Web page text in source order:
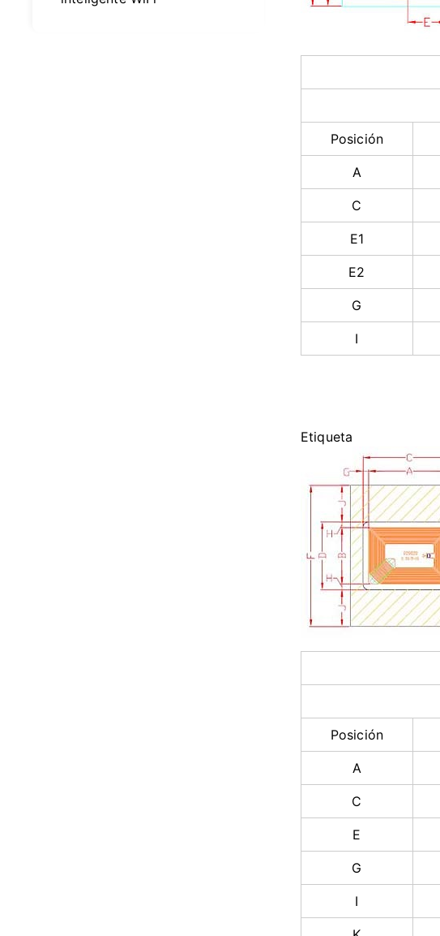
Posición
A
C
E1
E2
G
I
Etiqueta
Posición
A
C
E
G
I